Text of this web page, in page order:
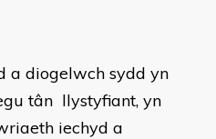
a diogelwch sydd yn
tân llystyfiant, yn
iechyd a